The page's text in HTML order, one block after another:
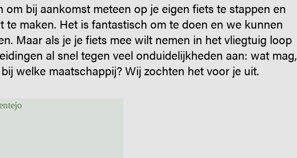
om bij aankomst meteen op je eigen fiets te stappen en
te maken. Het is fantastisch om te doen en we kunnen
Maar als je je fiets mee wilt nemen in het vliegtuig loop
al snel tegen veel onduidelijkheden aan: wat mag,
welke maatschappij? Wij zochten het voor je uit.